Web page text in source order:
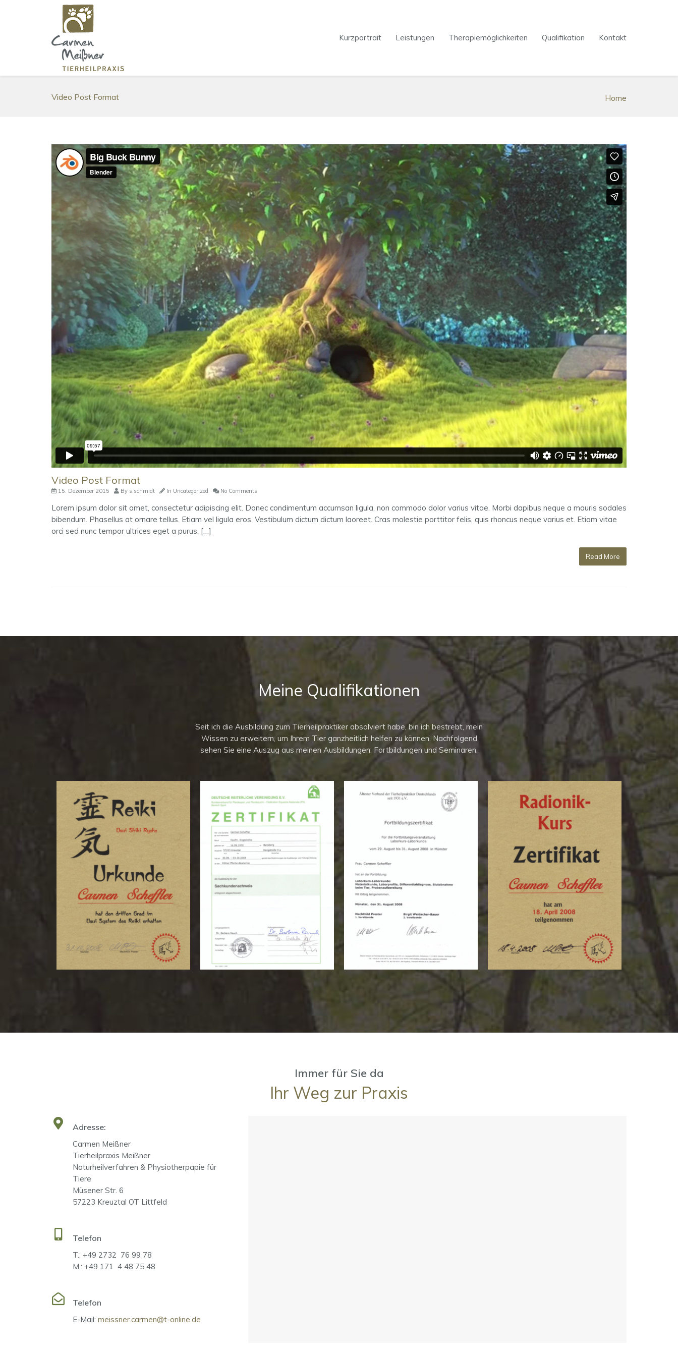
Kurzportrait Leistungen Therapiemöglichkeiten Qualifikation Kontakt
Video Post Format Home
Video Post Format
15. Dezember 2015 By s.schmidt In Uncategorized No Comments
Lorem ipsum dolor sit amet, consectetur adipiscing elit. Donec condimentum accumsan ligula, non commodo dolor varius vitae. Morbi dapibus neque a mauris sodales
bibendum. Phasellus at ornare tellus. Etiam vel ligula eros. Vestibulum dictum dictum laoreet. Cras molestie porttitor felis, quis rhoncus neque varius et. Etiam vitae
orci sed nunc tempor ultrices eget a purus. […]
Read More
Meine Qualifikationen
Seit ich die Ausbildung zum Tierheilpraktiker absolviert habe, bin ich bestrebt, mein
Wissen zu erweitern, um Ihrem Tier ganzheitlich helfen zu können. Nachfolgend
sehen Sie eine Auszug aus meinen Ausbildungen, Fortbildungen und Seminaren.
Immer für Sie da
Ihr Weg zur Praxis
Adresse:
Carmen Meißner
Tierheilpraxis Meißner
Naturheilverfahren & Physiotherpapie für
Tiere
Müsener Str. 6
57223 Kreuztal OT Littfeld
Telefon
T.: +49 2732 76 99 78
M.: +49 171 4 48 75 48
Telefon
E-Mail: meissner.carmen@t-online.de